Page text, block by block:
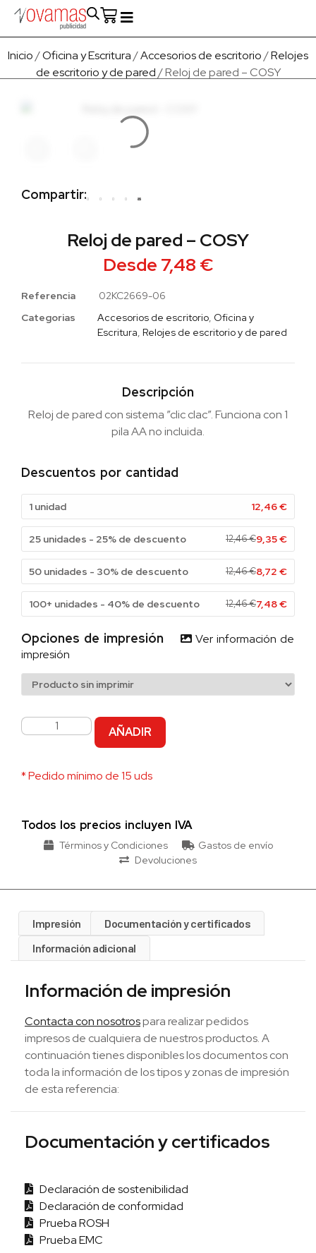
Inicio/Oficina y Escritura/Accesorios de escritorio/Relojes
de escritorio y de pared/ Reloj de pared – COSY
Reloj de pared – COSY
Desde 7,48 €
Referencia
02KC2669-06
Categorias
Accesorios de escritorio, Oficina y
Escritura, Relojes de escritorio y de pared
Descripción
Reloj de pared con sistema ”clic clac”. Funciona con 1
pila AA no incluida.
Descuentos por cantidad
1 unidad 12,46€
25 unidades - 25% de descuento 12,46€9,35€
50 unidades - 30% de descuento 12,46€8,72 €
100+ unidades - 40% de descuento 12,46€7,48€
Opciones de impresión
Ver información de
impresión
AÑADIR
* Pedido mínimo de 15 uds
Todos los precios incluyen IVA
Términos y Condiciones
Gastos de envío
Devoluciones
Compartir:
Impresión
Documentación y certificados
Información adicional
Información de impresión
Contacta con nosotrospara realizar pedidos
impresos de cualquiera de nuestros productos. A
continuación tienes disponibles los documentos con
toda la información de los tipos y zonas de impresión
de esta referencia:
Documentación y certificados
Declaración de sostenibilidad
Declaración de conformidad
Prueba ROSH
Prueba EMC